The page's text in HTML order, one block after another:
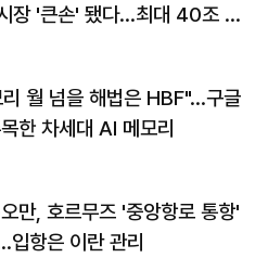
장 '큰손' 됐다…최대 40조 투
월 넘을 해법은 HBF"…구글
한 차세대 AI 메모리
오만, 호르무즈 '중앙항로 통항'
입항은 이란 관리